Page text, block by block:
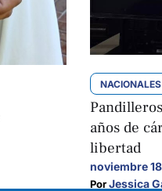
NACIONALES
años de
libertad
noviembre
Por Jessica